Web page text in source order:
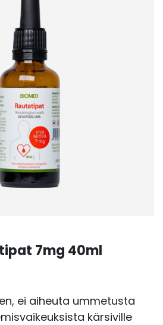
7mg 40ml
ei aiheuta ummetusta
kärsiville